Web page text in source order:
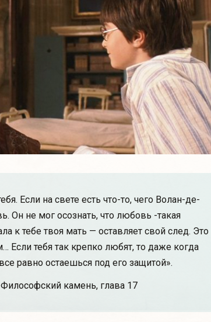
Если на свете есть что-то, чего Волан-де-
Он не мог осознать, что любовь -такая
к тебе твоя мать — оставляет свой след. Это
Если тебя так крепко любят, то даже когда
равно остаешься под его защитой».
камень, глава 17